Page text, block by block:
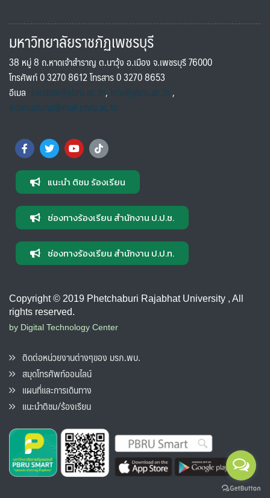
มหาวิทยาลัยราชภัฏเพชรบุรี
38 หมู่ 8 ถ.หาดเจ้าสำราญ ต.นาวุ้ง อ.เมือง จ.เพชรบุรี 76000
โทรศัพท์ 0 3270 8612 โทรสาร 0 3270 8653
อีเมล saraban@pbru.ac.th, info@pbru.ac.th,
international@mail.pbru.ac.th
แนะนำ ติชม ร้องเรียน
ช่องทางร้องเรียน สำนักงาน ป.ป.ช.
ช่องทางร้องเรียน สำนักงาน ป.ป.ท.
Copyright © 2019 Phetchaburi Rajabhat University , All
rights reserved.
by Digital Technology Center
ติดต่อหน่วยงานต่างๆของ มรภ.พบ.
สมุดโทรศัพท์ออนไลน์
แผนที่และการเดินทาง
แนะนำติชม/ร้องเรียน